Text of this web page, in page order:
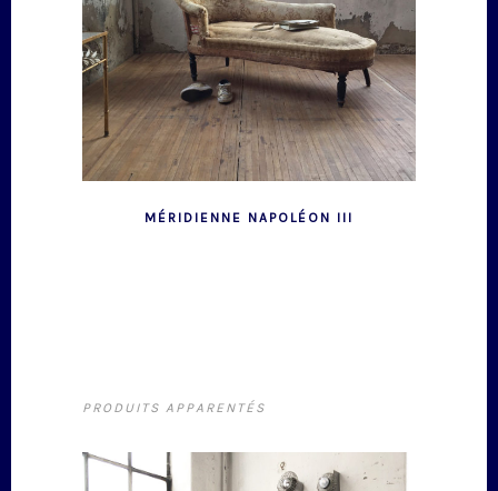
MÉRIDIENNE NAPOLÉON III
PRODUITS APPARENTÉS